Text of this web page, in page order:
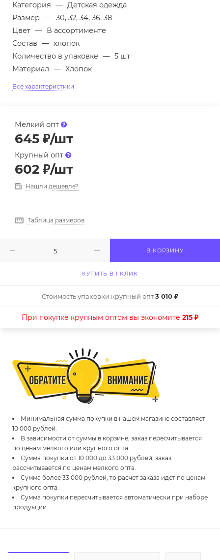
Категория — Детская одежда
Размер — 30, 32, 34, 36, 38
Цвет — В ассортименте
Состав — хлопок
Количество в упаковке — 5 шт
Материал — Хлопок
Все характеристики
Мелкий опт
645 ₽/шт
Крупный опт
602 ₽/шт
Нашли дешевле?
Таблица размеров
В КОРЗИНУ
КУПИТЬ В 1 КЛИК
Стоимость упаковки крупный опт3 010 ₽
При покупке крупным оптом вы экономите 215 ₽
Минимальная сумма покупки в нашем магазине составляет
10 000 рублей.
В зависимости от суммы в корзине, заказ пересчитывается
по ценам мелкого или крупного опта.
Сумма покупки от 10 000 до 33 000 рублей, заказ
рассчитывается по ценам мелкого опта.
Сумма более 33 000 рублей, то расчет заказа идет по ценам
крупного опта.
Сумма покупки пересчитывается автоматически при наборе
продукции.